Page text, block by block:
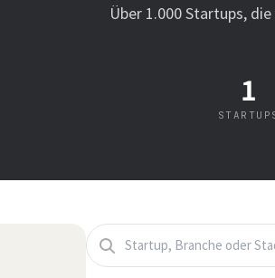
Über 1.000 Startups,
1